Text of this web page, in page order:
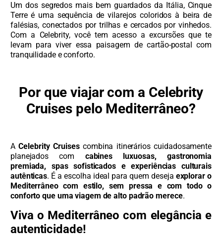
Um dos segredos mais bem guardados da Itália, Cinque
Terre é uma sequência de vilarejos coloridos à beira de
falésias, conectados por trilhas e cercados por vinhedos.
Com a Celebrity, você tem acesso a excursões que te
levam para viver essa paisagem de cartão-postal com
tranquilidade e conforto.
Por que viajar com a Celebrity
Cruises pelo Mediterrâneo?
ACelebrity Cruisescombina itinerários cuidadosamente
planejados com cabines luxuosas, gastronomia
premiada, spas sofisticados e experiências culturais
autênticas. É a escolha ideal para quem deseja explorar o
Mediterrâneo com estilo, sem pressa e com todo o
conforto que uma viagem de alto padrão merece.
Viva o Mediterrâneo com elegância e
autenticidade!